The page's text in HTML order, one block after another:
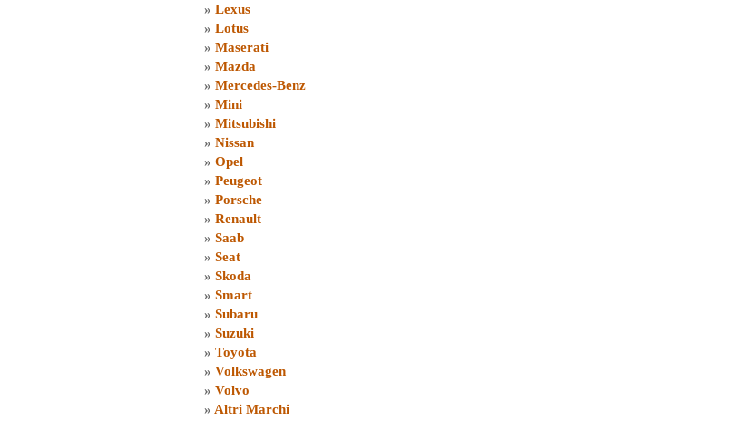
» Lexus
» Lotus
» Maserati
» Mazda
» Mercedes-Benz
» Mini
» Mitsubishi
» Nissan
» Opel
» Peugeot
» Porsche
» Renault
» Saab
» Seat
» Skoda
» Smart
» Subaru
» Suzuki
» Toyota
» Volkswagen
» Volvo
» Altri Marchi